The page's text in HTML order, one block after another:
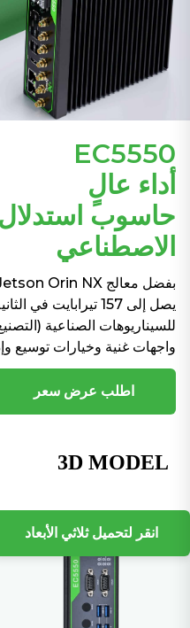
EC5550
أداء عالٍ
حاسوب استدلال
الاصطناعي
يصل إلى 157
للسيناريوهات الصناعية
واجهات غنية وخيارات توسيع
اطلب عرض سعر
انقر لتحميل ثلاثي الأبعاد